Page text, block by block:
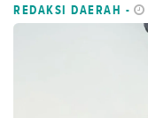
REDAKSI DAERAH -